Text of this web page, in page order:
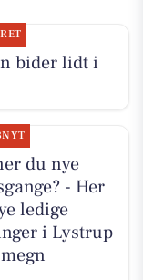
bider lidt i
du nye
- Her
ledige
i Lystrup